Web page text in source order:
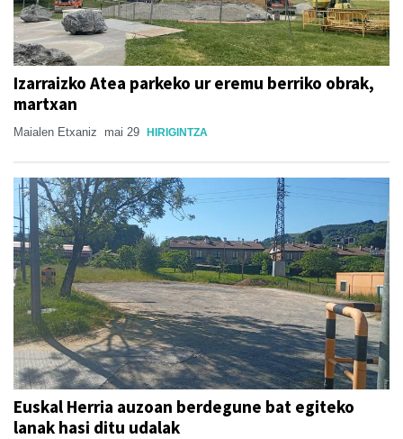
Izarraizko Atea parkeko ur eremu berriko obrak,
martxan
Maialen Etxaniz mai 29 HIRIGINTZA
Euskal Herria auzoan berdegune bat egiteko
lanak hasi ditu udalak